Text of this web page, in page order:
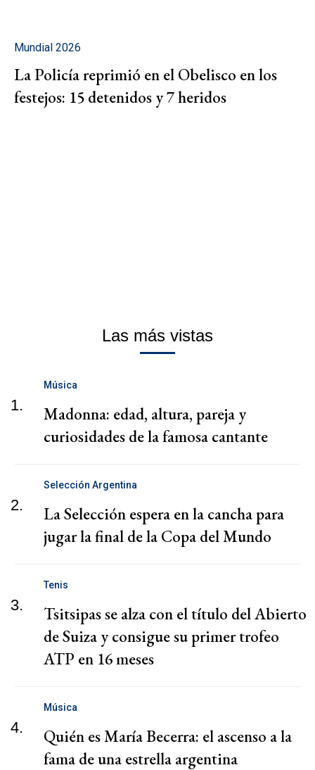
Mundial 2026
La Policía reprimió en el Obelisco en los
festejos: 15 detenidos y 7 heridos
Las más vistas
1.
Música
Madonna: edad, altura, pareja y
curiosidades de la famosa cantante
2.
Selección Argentina
La Selección espera en la cancha para
jugar la final de la Copa del Mundo
3.
Tenis
Tsitsipas se alza con el título del Abierto
de Suiza y consigue su primer trofeo
ATP en 16 meses
4.
Música
Quién es María Becerra: el ascenso a la
fama de una estrella argentina